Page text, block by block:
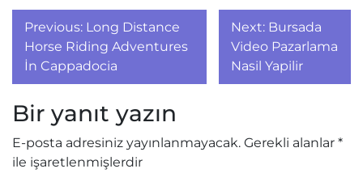
Yazı
gezinmesi
Previous: Long Distance
Horse Riding Adventures
İn Cappadocia
Next: Bursada
Video Pazarlama
Nasil Yapilir
Bir yanıt yazın
E-posta adresiniz yayınlanmayacak. Gerekli alanlar *
ile işaretlenmişlerdir